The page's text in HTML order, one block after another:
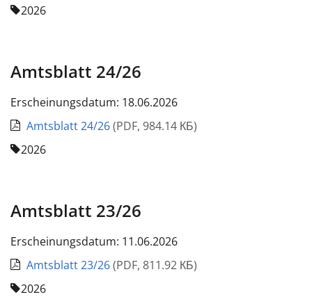
2026
Amtsblatt 24/26
Erscheinungsdatum: 18.06.2026
Amtsblatt 24/26(PDF, 984.14 КБ)
2026
Amtsblatt 23/26
Erscheinungsdatum: 11.06.2026
Amtsblatt 23/26(PDF, 811.92 КБ)
2026